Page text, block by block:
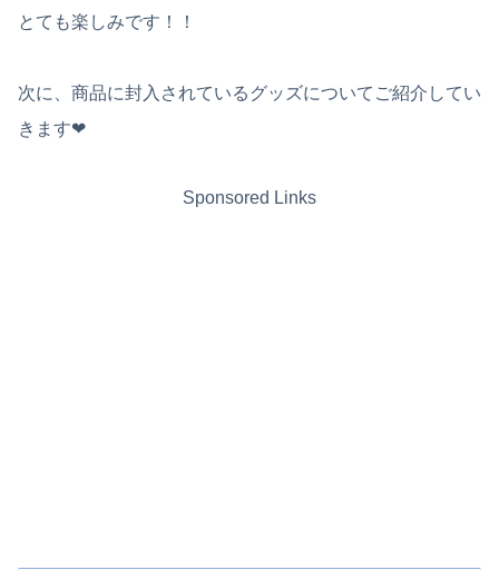
とても楽しみです！！
次に、商品に封入されているグッズについてご紹介してい
きます❤︎
Sponsored Links